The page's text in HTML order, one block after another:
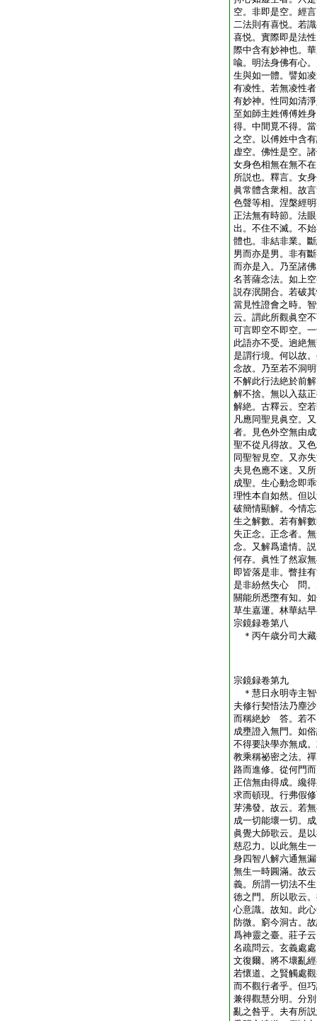
空。非即是空。經
二法則有喜悦。若
喜悦。實際即是法
際中含有妙神也。
喩。明法身佛有心
生與如一體。譬如
有凌性。若無凌性
有妙神。性同如清
至如師主姓傅傅姓
得。中間覓不得。
之空。以傅姓中含
虚空。佛性是空。
女身色相無在無不
所説也。釋言。女
眞常體含衆相。故
色聲等相。涅槃經
正法無有時節。法
出。不住不滅。不
體也。非結非業。
男而亦是男。非有
而亦是入。乃至諸
名菩薩念法。如上
説存泯開合。若破
當見性證會之時。
云。謂此所觀眞空
可言即空不即空。
此語亦不受。逈絶
是謂行境。何以故
念故。乃至若不洞
不解此行法絶於前
解不捨。無以入茲
解絶。古釋云。空
凡應同聖見眞空。
者。見色外空無由
聖不從凡得故。又
同聖智見空。又亦
夫見色應不迷。又
成聖。生心動念即
理性本自如然。但
破簡情顯解。今情
生之解數。若有解
失正念。正念者。
念。又解爲遣情。
何存。眞性了然寂
即皆落是非。瞥挂
是非紛然失心 問。
關能所悉墮有知。
草生嘉運。林華結
宗鏡録卷第八
＊丙午歳分司大
宗鏡録卷第九
＊慧日永明寺主
夫修行契悟法乃塵
而稱絶妙 答。若不
成壅證入無門。如
不得要訣學亦無成
教乘稱祕密之法。
路而進修。從何門
正信無由得成。纔
求而頓現。行弗假
芽沸發。故云。若
成一切能壞一切。
眞覺大師歌云。是
慈忍力。以此無生
身四智八解六通無
無生一時圓滿。故
義。所謂一切法不
徳之門。所以歌云
心意識。故知。此
防微。窮今洞古。
爲神靈之臺。莊子
名疏問云。玄義處
文復爾。將不壞亂
若懷道。之賢觸處
而不觀行者乎。但
兼得觀慧分明。分
亂之咎乎。夫有所